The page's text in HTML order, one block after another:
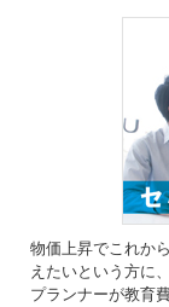
物価上昇でこれか
えたいという方に
プランナーが教育